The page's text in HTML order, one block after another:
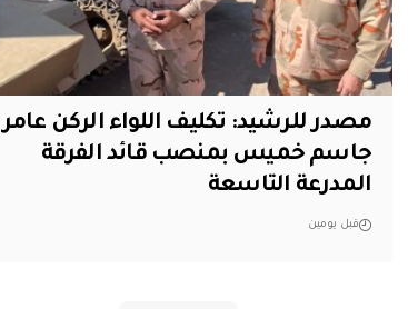
مصدر للرشيد: تكليف اللواء الركن عامر
جاسم خميس بمنصب قائد الفرقة
المدرعة التاسعة
قبل يومين